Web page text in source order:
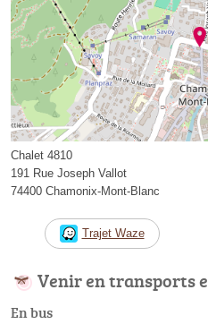
Chalet 4810
191 Rue Joseph Vallot
74400 Chamonix-Mont-Blanc
Trajet Waze
Venir en transports
En bus